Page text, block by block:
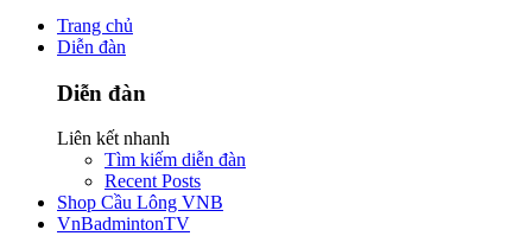
Trang chủ
Diễn đàn
Diễn đàn
Liên kết nhanh
Tìm kiếm diễn đàn
Recent Posts
Shop Cầu Lông VNB
VnBadmintonTV